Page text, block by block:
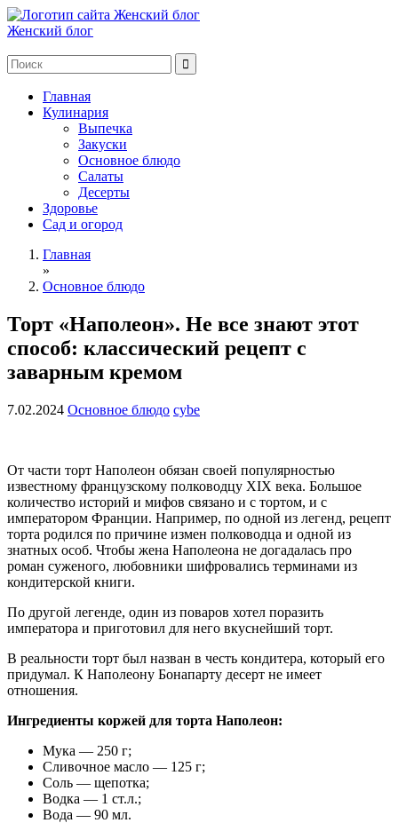
Женский блог
Главная
Кулинария
Выпечка
Закуски
Основное блюдо
Салаты
Десерты
Здоровье
Сад и огород
Главная
»
Основное блюдо
Торт «Наполеон». Не все знают этот
способ: классический рецепт с
заварным кремом
7.02.2024 Основное блюдо cybe
От части торт Наполеон обязан своей популярностью
известному французскому полководцу XIX века. Большое
количество историй и мифов связано и с тортом, и с
императором Франции. Например, по одной из легенд, рецепт
торта родился по причине измен полководца и одной из
знатных особ. Чтобы жена Наполеона не догадалась про
роман суженого, любовники шифровались терминами из
кондитерской книги.
По другой легенде, один из поваров хотел поразить
императора и приготовил для него вкуснейший торт.
В реальности торт был назван в честь кондитера, который его
придумал. К Наполеону Бонапарту десерт не имеет
отношения.
Ингредиенты коржей для торта Наполеон:
Мука — 250 г;
Сливочное масло — 125 г;
Соль — щепотка;
Водка — 1 ст.л.;
Вода — 90 мл.